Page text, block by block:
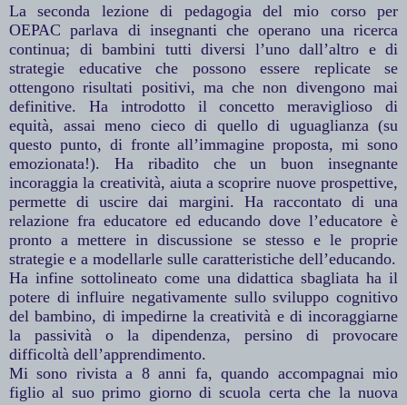
La seconda lezione di pedagogia del mio corso per
OEPAC parlava di insegnanti che operano una ricerca
continua; di bambini tutti diversi l’uno dall’altro e di
strategie educative che possono essere replicate se
ottengono risultati positivi, ma che non divengono mai
definitive. Ha introdotto il concetto meraviglioso di
equità, assai meno cieco di quello di uguaglianza (su
questo punto, di fronte all’immagine proposta, mi sono
emozionata!). Ha ribadito che un buon insegnante
incoraggia la creatività, aiuta a scoprire nuove prospettive,
permette di uscire dai margini. Ha raccontato di una
relazione fra educatore ed educando dove l’educatore è
pronto a mettere in discussione se stesso e le proprie
strategie e a modellarle sulle caratteristiche dell’educando.
Ha infine sottolineato come una didattica sbagliata ha il
potere di influire negativamente sullo sviluppo cognitivo
del bambino, di impedirne la creatività e di incoraggiarne
la passività o la dipendenza, persino di provocare
difficoltà dell’apprendimento.
Mi sono rivista a 8 anni fa, quando accompagnai mio
figlio al suo primo giorno di scuola certa che la nuova